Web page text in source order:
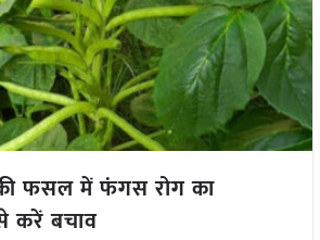
की फसल में फंगस रोग का
करें बचाव